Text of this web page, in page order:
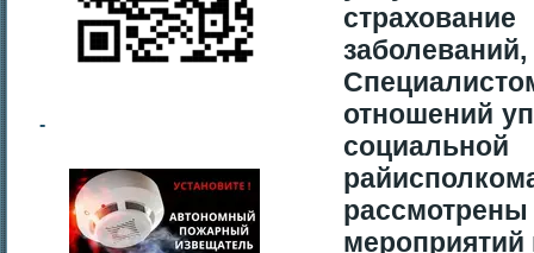
-
отношений